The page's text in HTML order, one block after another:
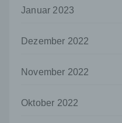
Januar 2023
Dezember 2022
November 2022
Oktober 2022
Mitgliedstaaten
oder andere